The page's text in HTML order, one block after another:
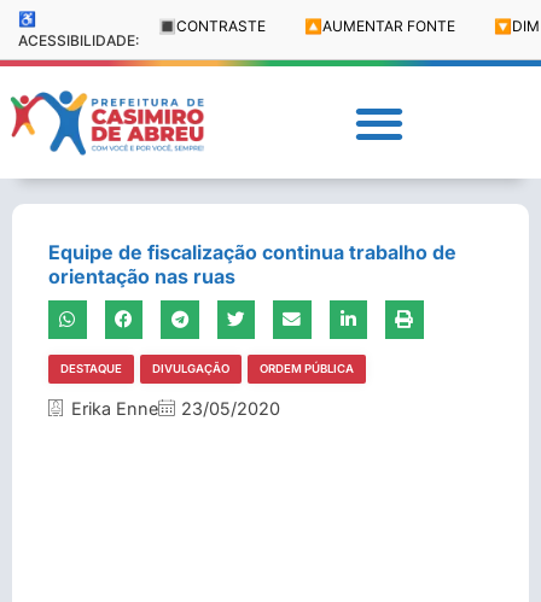
♿
ACESSIBILIDADE:
🔳 CONTRASTE 🔼 AUMENTAR FONTE 🔽
Equipe de fiscalização continua trabalho de
orientação nas ruas
DESTAQUE DIVULGAÇÃO ORDEM PÚBLICA
Erika Enne 23/05/2020